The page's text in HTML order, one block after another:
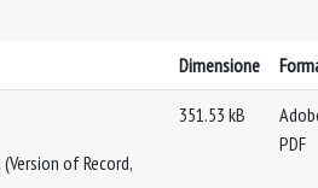
Dimensione
of Record,
351.53 kB
PDF